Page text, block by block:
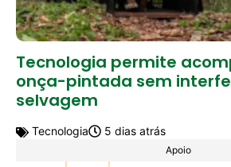
Tecnologia permite
onça-pintada sem
selvagem
Tecnologia 5 dias atrás
Apoio